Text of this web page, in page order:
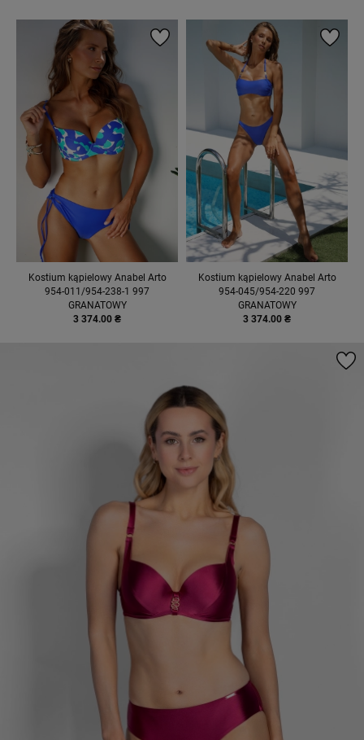
Kostium kąpielowy Anabel Arto
954-011/954-238-1 997
GRANATOWY
3 374.00 ₴
Kostium kąpielowy Anabel Arto
954-045/954-220 997
GRANATOWY
3 374.00 ₴